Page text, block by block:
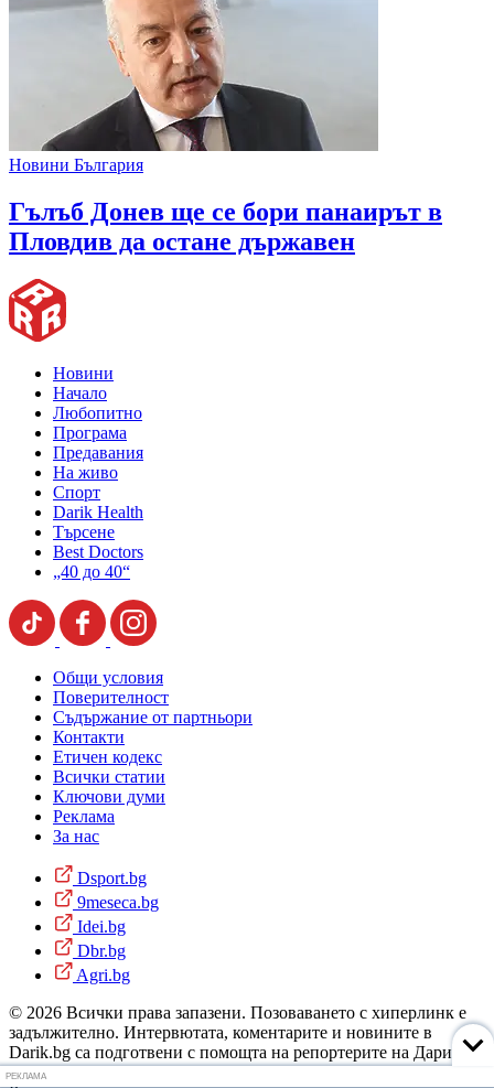
Новини България
Гълъб Донев ще се бори панаирът в
Пловдив да остане държавен
Новини
Начало
Любопитно
Програма
Предавания
На живо
Спорт
Darik Health
Търсене
Best Doctors
„40 до 40“
Общи условия
Поверителност
Съдържание от партньори
Контакти
Етичен кодекс
Всички статии
Ключови думи
Реклама
За нас
Dsport.bg
9meseca.bg
Idei.bg
Dbr.bg
Agri.bg
© 2026 Всички права запазени. Позоваването с хиперлинк е
задължително. Интервютата, коментарите и новините в
Darik.bg са подготвени с помощта на репортерите на Дарик
Радио и новинарските емисии на радиото. Снимки: Дарик
РЕКЛАМА